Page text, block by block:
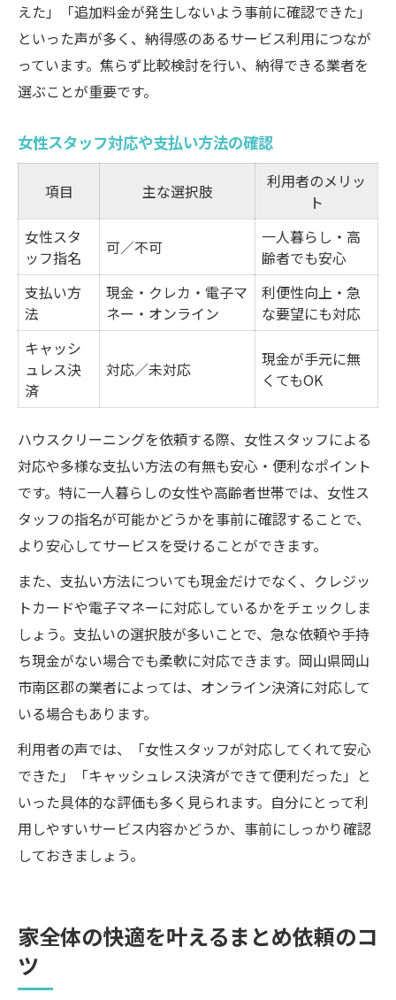
えた」「追加料金が発生しないよう事前に確認できた」
といった声が多く、納得感のあるサービス利用につなが
っています。焦らず比較検討を行い、納得できる業者を
選ぶことが重要です。
女性スタッフ対応や支払い方法の確認
項目 主な選択肢
利用者のメリッ
ト
女性スタ
ッフ指名
可／不可
一人暮らし・高
齢者でも安心
支払い方
法
現金・クレカ・電子マ
ネー・オンライン
利便性向上・急
な要望にも対応
キャッシ
ュレス決
済
対応／未対応
現金が手元に無
くてもOK
ハウスクリーニングを依頼する際、女性スタッフによる
対応や多様な支払い方法の有無も安心・便利なポイント
です。特に一人暮らしの女性や高齢者世帯では、女性ス
タッフの指名が可能かどうかを事前に確認することで、
より安心してサービスを受けることができます。
また、支払い方法についても現金だけでなく、クレジッ
トカードや電子マネーに対応しているかをチェックしま
しょう。支払いの選択肢が多いことで、急な依頼や手持
ち現金がない場合でも柔軟に対応できます。岡山県岡山
市南区郡の業者によっては、オンライン決済に対応して
いる場合もあります。
利用者の声では、「女性スタッフが対応してくれて安心
できた」「キャッシュレス決済ができて便利だった」と
いった具体的な評価も多く見られます。自分にとって利
用しやすいサービス内容かどうか、事前にしっかり確認
しておきましょう。
家全体の快適を叶えるまとめ依頼のコ
ツ